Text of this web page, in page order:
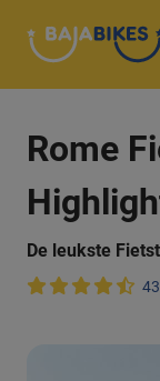
Rome
De leukste